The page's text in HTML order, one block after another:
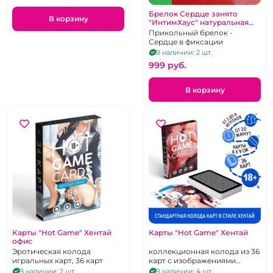
В корзину
Брелок Сердце занято
"ИнтимХаус" натуральная
кожа
Прикольный брелок -
Сердце в фиксации
В наличии: 2 шт.
999 pуб.
В корзину
Карты "Hot Game" Хентай
офис
Эротическая колода
игральных карт, 36 карт
В наличии: 2 шт.
Карты "Hot Game" Хентай
коллекционная колода из 36
карт с изображениями
горячих аниме-девушек
В наличии: 4 шт.